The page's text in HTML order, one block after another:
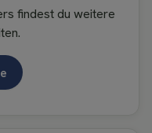
findest du weitere